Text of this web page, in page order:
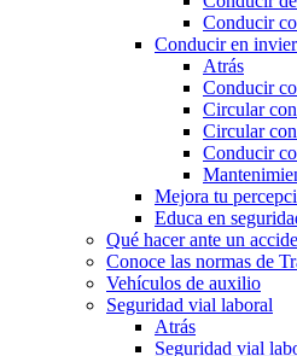
Conducir
Conducir en
Atrás
Conducir
Circular
Circular
Conducir
Mejora tu
Educa en
Qué hacer ante un
Conoce las normas de
Vehículos de auxilio
Seguridad vial laboral
Atrás
Seguridad vial